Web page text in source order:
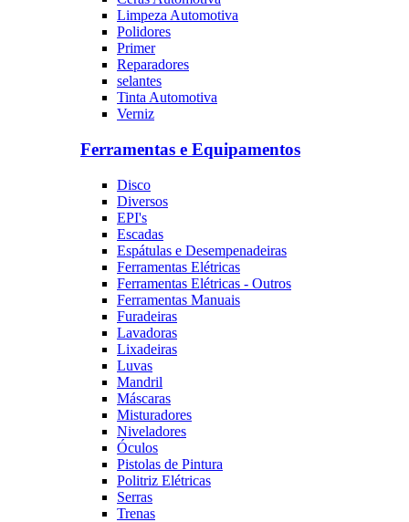
Limpeza Automotiva
Polidores
Primer
Reparadores
selantes
Tinta Automotiva
Verniz
Ferramentas e Equipamentos
Disco
Diversos
EPI's
Escadas
Espátulas e Desempenadeiras
Ferramentas Elétricas
Ferramentas Elétricas - Outros
Ferramentas Manuais
Furadeiras
Lavadoras
Lixadeiras
Luvas
Mandril
Máscaras
Misturadores
Niveladores
Óculos
Pistolas de Pintura
Politriz Elétricas
Serras
Trenas